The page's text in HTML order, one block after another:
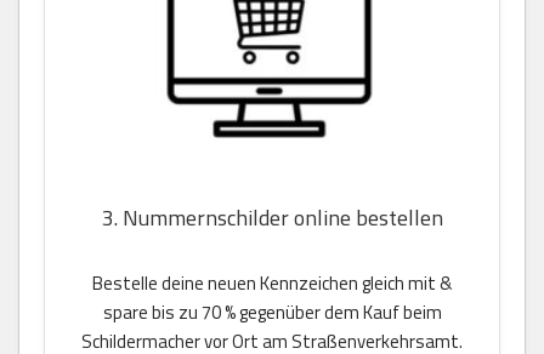
3. Nummernschilder online bestellen
Bestelle deine neuen Kennzeichen gleich mit &
spare bis zu 70 % gegenüber dem Kauf beim
Schildermacher vor Ort am Straßenverkehrsamt.